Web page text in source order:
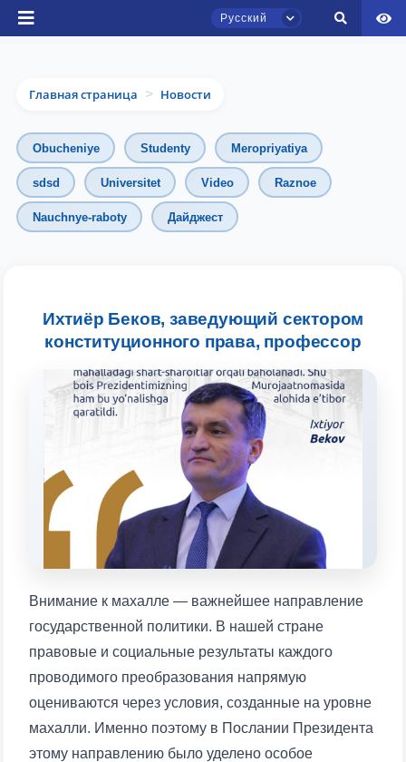
Русский
Главная страница > Новости
Obucheniye Studenty Meropriyatiya
sdsd Universitet Video Raznoe
Nauchnye-raboty Дайджест
Ихтиёр Беков, заведующий сектором
конституционного права, профессор
Внимание к махалле — важнейшее направление
государственной политики. В нашей стране
правовые и социальные результаты каждого
проводимого преобразования напрямую
оцениваются через условия, созданные на уровне
махалли. Именно поэтому в Послании Президента
этому направлению было уделено особое
Чат приёмной комиссии ТГЮУ
Онлайн
Оставляйте здесь свои обращения по
вопросам приёма.
Выберите тему — затем появятся
конкретные вопросы:
1. Документы (бакалавр) (5)
3. Собеседование (бакалавр) (8)
4. Собеседование (магистр) (5)
7. Колл-центр (4)